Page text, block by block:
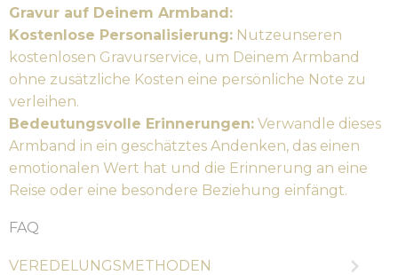
Gravur auf Deinem Armband:
Kostenlose Personalisierung: Nutzeunseren
kostenlosen Gravurservice, um Deinem Armband
ohne zusätzliche Kosten eine persönliche Note zu
verleihen.
Bedeutungsvolle Erinnerungen: Verwandle dieses
Armband in ein geschätztes Andenken, das einen
emotionalen Wert hat und die Erinnerung an eine
Reise oder eine besondere Beziehung einfängt.
FAQ
VEREDELUNGSMETHODEN